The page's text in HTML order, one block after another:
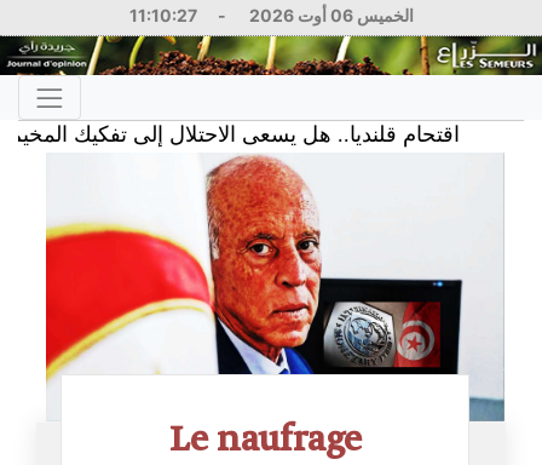
الخميس 06 أوت 2026 -
11:10:27
اقتحام قلنديا.. هل يسعى الاحتلال إلى تفكيك المخيم؟
Le naufrage